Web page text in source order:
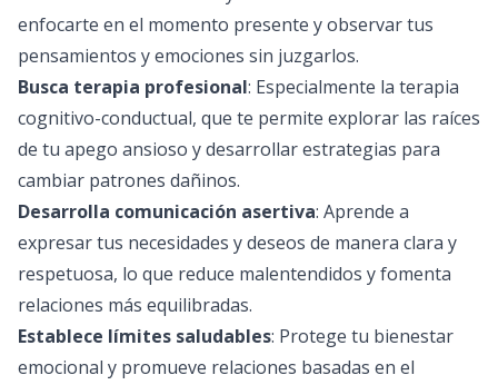
enfocarte en el momento presente y observar tus
pensamientos y emociones sin juzgarlos.
Busca terapia profesional: Especialmente la terapia
cognitivo-conductual, que te permite explorar las raíces
de tu apego ansioso y desarrollar estrategias para
cambiar patrones dañinos.
Desarrolla comunicación asertiva: Aprende a
expresar tus necesidades y deseos de manera clara y
respetuosa, lo que reduce malentendidos y fomenta
relaciones más equilibradas.
Establece límites saludables: Protege tu bienestar
emocional y promueve relaciones basadas en el